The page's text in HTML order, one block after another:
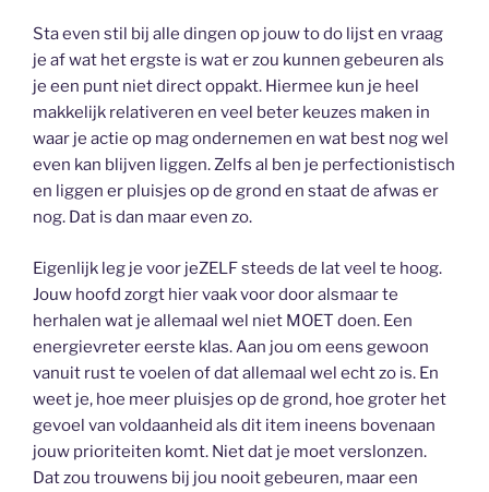
Sta even stil bij alle dingen op jouw to do lijst en vraag
je af wat het ergste is wat er zou kunnen gebeuren als
je een punt niet direct oppakt. Hiermee kun je heel
makkelijk relativeren en veel beter keuzes maken in
waar je actie op mag ondernemen en wat best nog wel
even kan blijven liggen. Zelfs al ben je perfectionistisch
en liggen er pluisjes op de grond en staat de afwas er
nog. Dat is dan maar even zo.
Eigenlijk leg je voor jeZELF steeds de lat veel te hoog.
Jouw hoofd zorgt hier vaak voor door alsmaar te
herhalen wat je allemaal wel niet MOET doen. Een
energievreter eerste klas. Aan jou om eens gewoon
vanuit rust te voelen of dat allemaal wel echt zo is. En
weet je, hoe meer pluisjes op de grond, hoe groter het
gevoel van voldaanheid als dit item ineens bovenaan
jouw prioriteiten komt. Niet dat je moet verslonzen.
Dat zou trouwens bij jou nooit gebeuren, maar een